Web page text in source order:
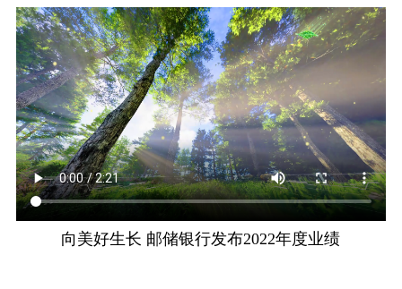
向美好生长 邮储银行发布2022年度业绩